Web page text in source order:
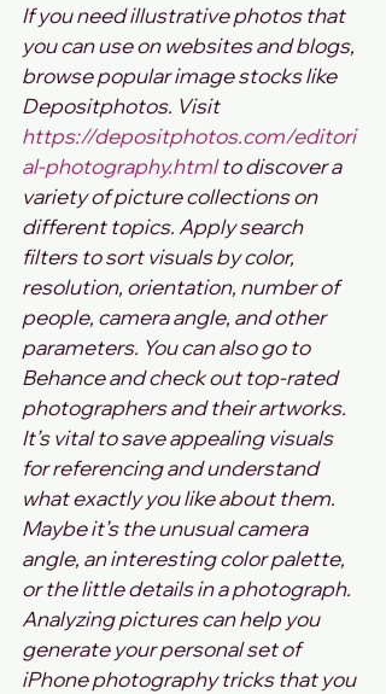
If you need illustrative photos that
you can use on websites and blogs,
browse popular image stocks like
Depositphotos. Visit
https://depositphotos.com/editori
al-photography.html to discover a
variety of picture collections on
different topics. Apply search
filters to sort visuals by color,
resolution, orientation, number of
people, camera angle, and other
parameters. You can also go to
Behance and check out top-rated
photographers and their artworks.
It’s vital to save appealing visuals
for referencing and understand
what exactly you like about them.
Maybe it’s the unusual camera
angle, an interesting color palette,
or the little details in a photograph.
Analyzing pictures can help you
generate your personal set of
iPhone photography tricks that you